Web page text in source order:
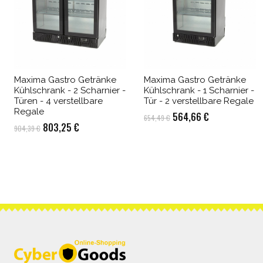
Maxima Gastro Getränke
Kühlschrank - 2 Scharnier -
Türen - 4 verstellbare
Regale
904,39€ Ursprünglicher
803,25 €Aktueller
Maxima Gastro Getränke
Kühlschrank - 1 Scharnier -
Tür - 2 verstellbare Regale
654,49€ Ursprünglicher
564,66 €Aktueller